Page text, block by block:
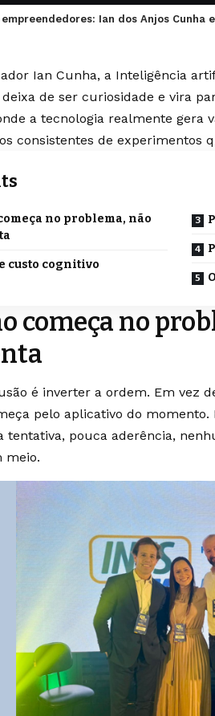
Ian dos Anjos
Ian Cunha, a Inteligência
de ser curiosidade e vira
a tecnologia realmente gera
consistentes de experimentos
no problema, não
custo cognitivo
começa no
é inverter a ordem. Em vez
pelo aplicativo do momento.
tentativa, pouca aderência,
meio.